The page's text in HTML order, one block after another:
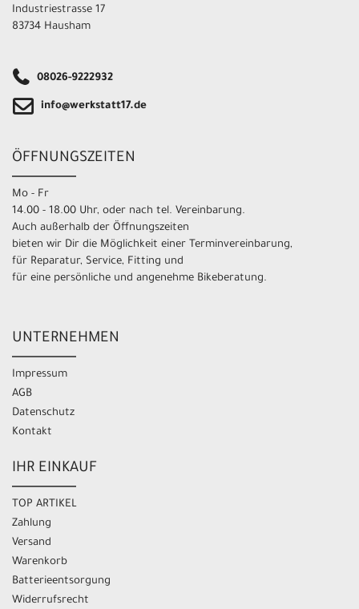
Industriestrasse 17
83734 Hausham
08026-9222932
info@werkstatt17.de
ÖFFNUNGSZEITEN
Mo - Fr
14.00 - 18.00 Uhr, oder nach tel. Vereinbarung.
Auch außerhalb der Öffnungszeiten
bieten wir Dir die Möglichkeit einer Terminvereinbarung,
für Reparatur, Service, Fitting und
für eine persönliche und angenehme Bikeberatung.
UNTERNEHMEN
Impressum
AGB
Datenschutz
Kontakt
IHR EINKAUF
TOP ARTIKEL
Zahlung
Versand
Warenkorb
Batterieentsorgung
Widerrufsrecht